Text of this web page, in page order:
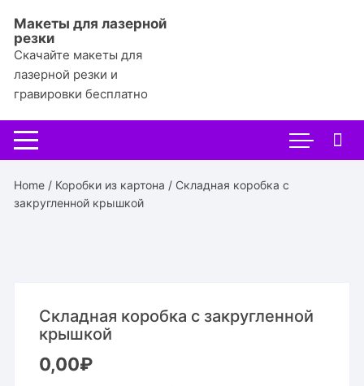
содержимому
Макеты для лазерной
резки
Скачайте макеты для
лазерной резки и
гравировки бесплатно
Home / Коробки из картона / Складная коробка с
закругленной крышкой
Складная коробка с закругленной
крышкой
0,00₽